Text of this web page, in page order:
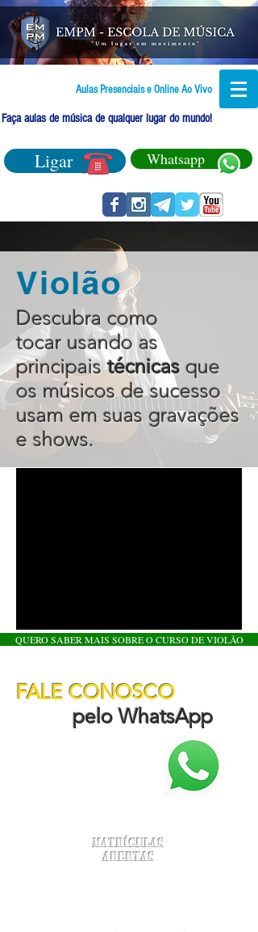
Aulas Presenciais e Online Ao Vivo
Faça aulas de música de qualquer lugar do mundo!
Ligar Whatsapp
Violão
Descubra como
tocar usando as
principaistécnicas que
os músicos de sucesso
usam em suas gravações
e shows.
QUERO SABER MAIS SOBRE O CURSO DE VIOLÃO
FALE CONOSCO
pelo WhatsApp
Matrículas
Abertas